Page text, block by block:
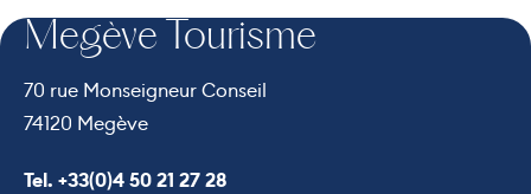
Megève Tourisme
70 rue Monseigneur Conseil
74120 Megève
Appeler le
Tel. +33(0)4 50 21 27 28